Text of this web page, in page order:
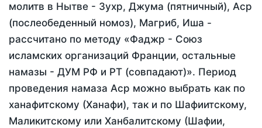
молитв в Нытве - Зухр, Джума (пятничный), Аср
(послеобеденный номоз), Магриб, Иша -
рассчитано по методу «Фаджр - Союз
исламских организаций Франции, остальные
намазы - ДУМ РФ и РТ (совпадают)». Период
проведения намаза Аср можно выбрать как по
ханафитскому (Ханафи), так и по Шафиитскому,
Маликитскому или Ханбалитскому (Шафии,